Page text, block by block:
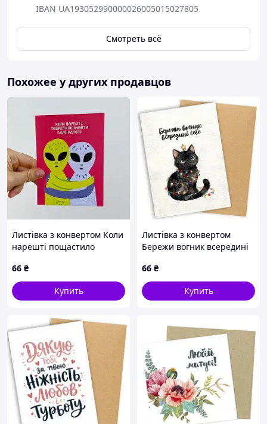
IBAN UA193052990000026005015027805
Смотреть всё
Похожее у других продавцов
Листівка з конвертом Коли
нарешті пощастило
66 ₴
Купить
Листівка з конвертом
Бережи вогник всередині
66 ₴
Купить